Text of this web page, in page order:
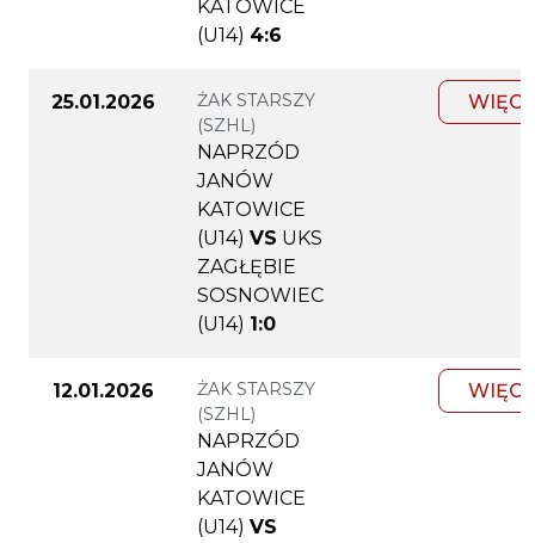
KATOWICE
(U14) 4:6
25.01.2026
ŻAK STARSZY
(SZHL)
NAPRZÓD
JANÓW
KATOWICE
(U14) VS UKS
ZAGŁĘBIE
SOSNOWIEC
(U14) 1:0
12.01.2026
ŻAK STARSZY
(SZHL)
NAPRZÓD
JANÓW
KATOWICE
(U14) VS